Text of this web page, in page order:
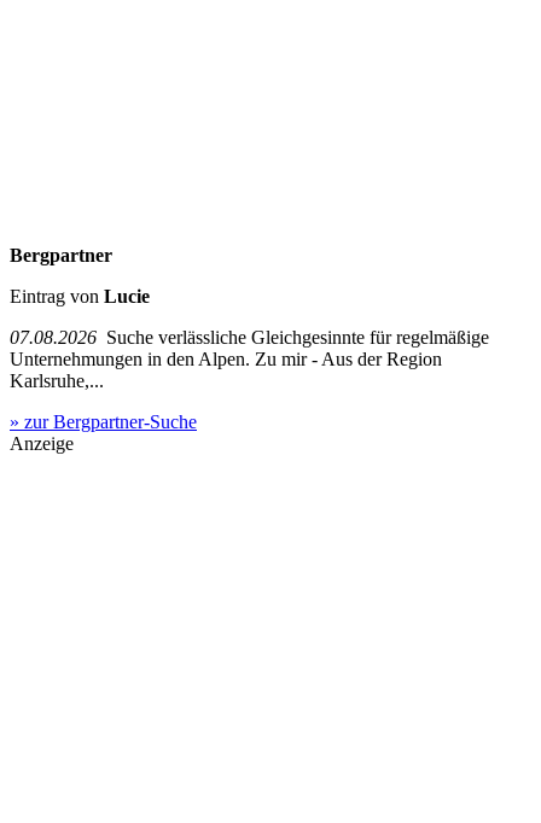
Bergpartner
Eintrag von Lucie
07.08.2026 Suche verlässliche Gleichgesinnte für regelmäßige
Unternehmungen in den Alpen. Zu mir - Aus der Region
Karlsruhe,...
» zur Bergpartner-Suche
Anzeige